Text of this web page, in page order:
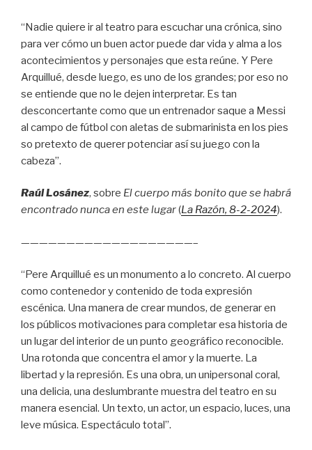
“Nadie quiere ir al teatro para escuchar una crónica, sino
para ver cómo un buen actor puede dar vida y alma a los
acontecimientos y personajes que esta reúne. Y Pere
Arquillué, desde luego, es uno de los grandes; por eso no
se entiende que no le dejen interpretar. Es tan
desconcertante como que un entrenador saque a Messi
al campo de fútbol con aletas de submarinista en los pies
so pretexto de querer potenciar así su juego con la
cabeza”.
Raúl Losánez, sobre El cuerpo más bonito que se habrá
encontrado nunca en este lugar(La Razón, 8-2-2024).
———————————————————–
“Pere Arquillué es un monumento a lo concreto. Al cuerpo
como contenedor y contenido de toda expresión
escénica. Una manera de crear mundos, de generar en
los públicos motivaciones para completar esa historia de
un lugar del interior de un punto geográfico reconocible.
Una rotonda que concentra el amor y la muerte. La
libertad y la represión. Es una obra, un unipersonal coral,
una delicia, una deslumbrante muestra del teatro en su
manera esencial. Un texto, un actor, un espacio, luces, una
leve música. Espectáculo total”.